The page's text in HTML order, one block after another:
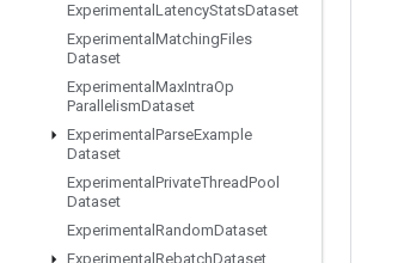
Experimental LatencyStatsDataset
Experimental MatchingFiles
Dataset
Experimental MaxIntraOp
ParallelismDataset
Experimental ParseExample
Dataset
Experimental PrivateThreadPool
Dataset
Experimental RandomDataset
Experimental RebatchDataset